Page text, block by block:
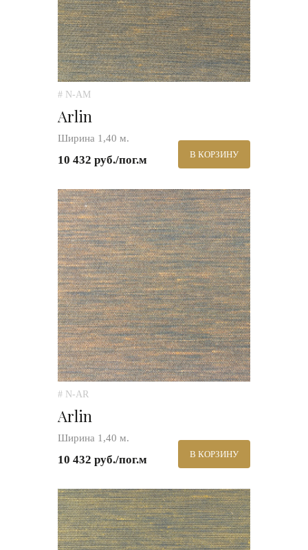
# N-AM
Arlin
Ширина 1,40 м.
10 432 руб./пог.м В КОРЗИНУ
# N-AR
Arlin
Ширина 1,40 м.
10 432 руб./пог.м В КОРЗИНУ